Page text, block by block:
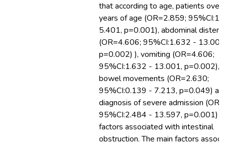
that according to age, patients over
years of age (OR=2.859;
5.401, p=0.001), abdominal
(OR=4.606; 95%CI:1.632 -
p=0.002) ), vomiting (OR=4.606;
95%CI:1.632 - 13.001, p=0.002),
bowel movements (OR=2.630;
95%CI:0.139 - 7.213, p=0.049)
diagnosis of severe admission
95%CI:2.484 - 13.597, p=0.001)
factors associated with intestinal
obstruction. The main factors